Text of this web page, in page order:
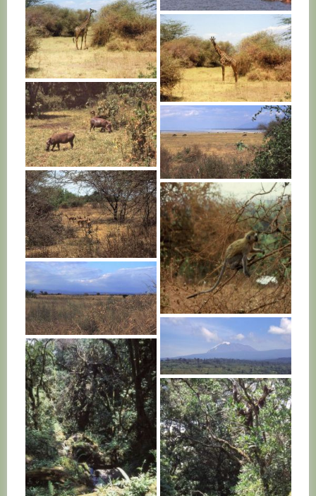
TANZANIE
TANZANIE
TANZANIE
TANZANIE
TANZANIE
TANZANIE
TANZANIE
TANZANIE